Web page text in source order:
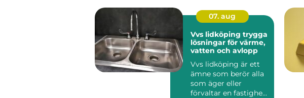
07. aug
Vvs lidköping trygga
lösningar för värme,
vatten och avlopp
Vvs lidköping är ett
ämne som berör alla
som äger eller
förvaltar en fastighet